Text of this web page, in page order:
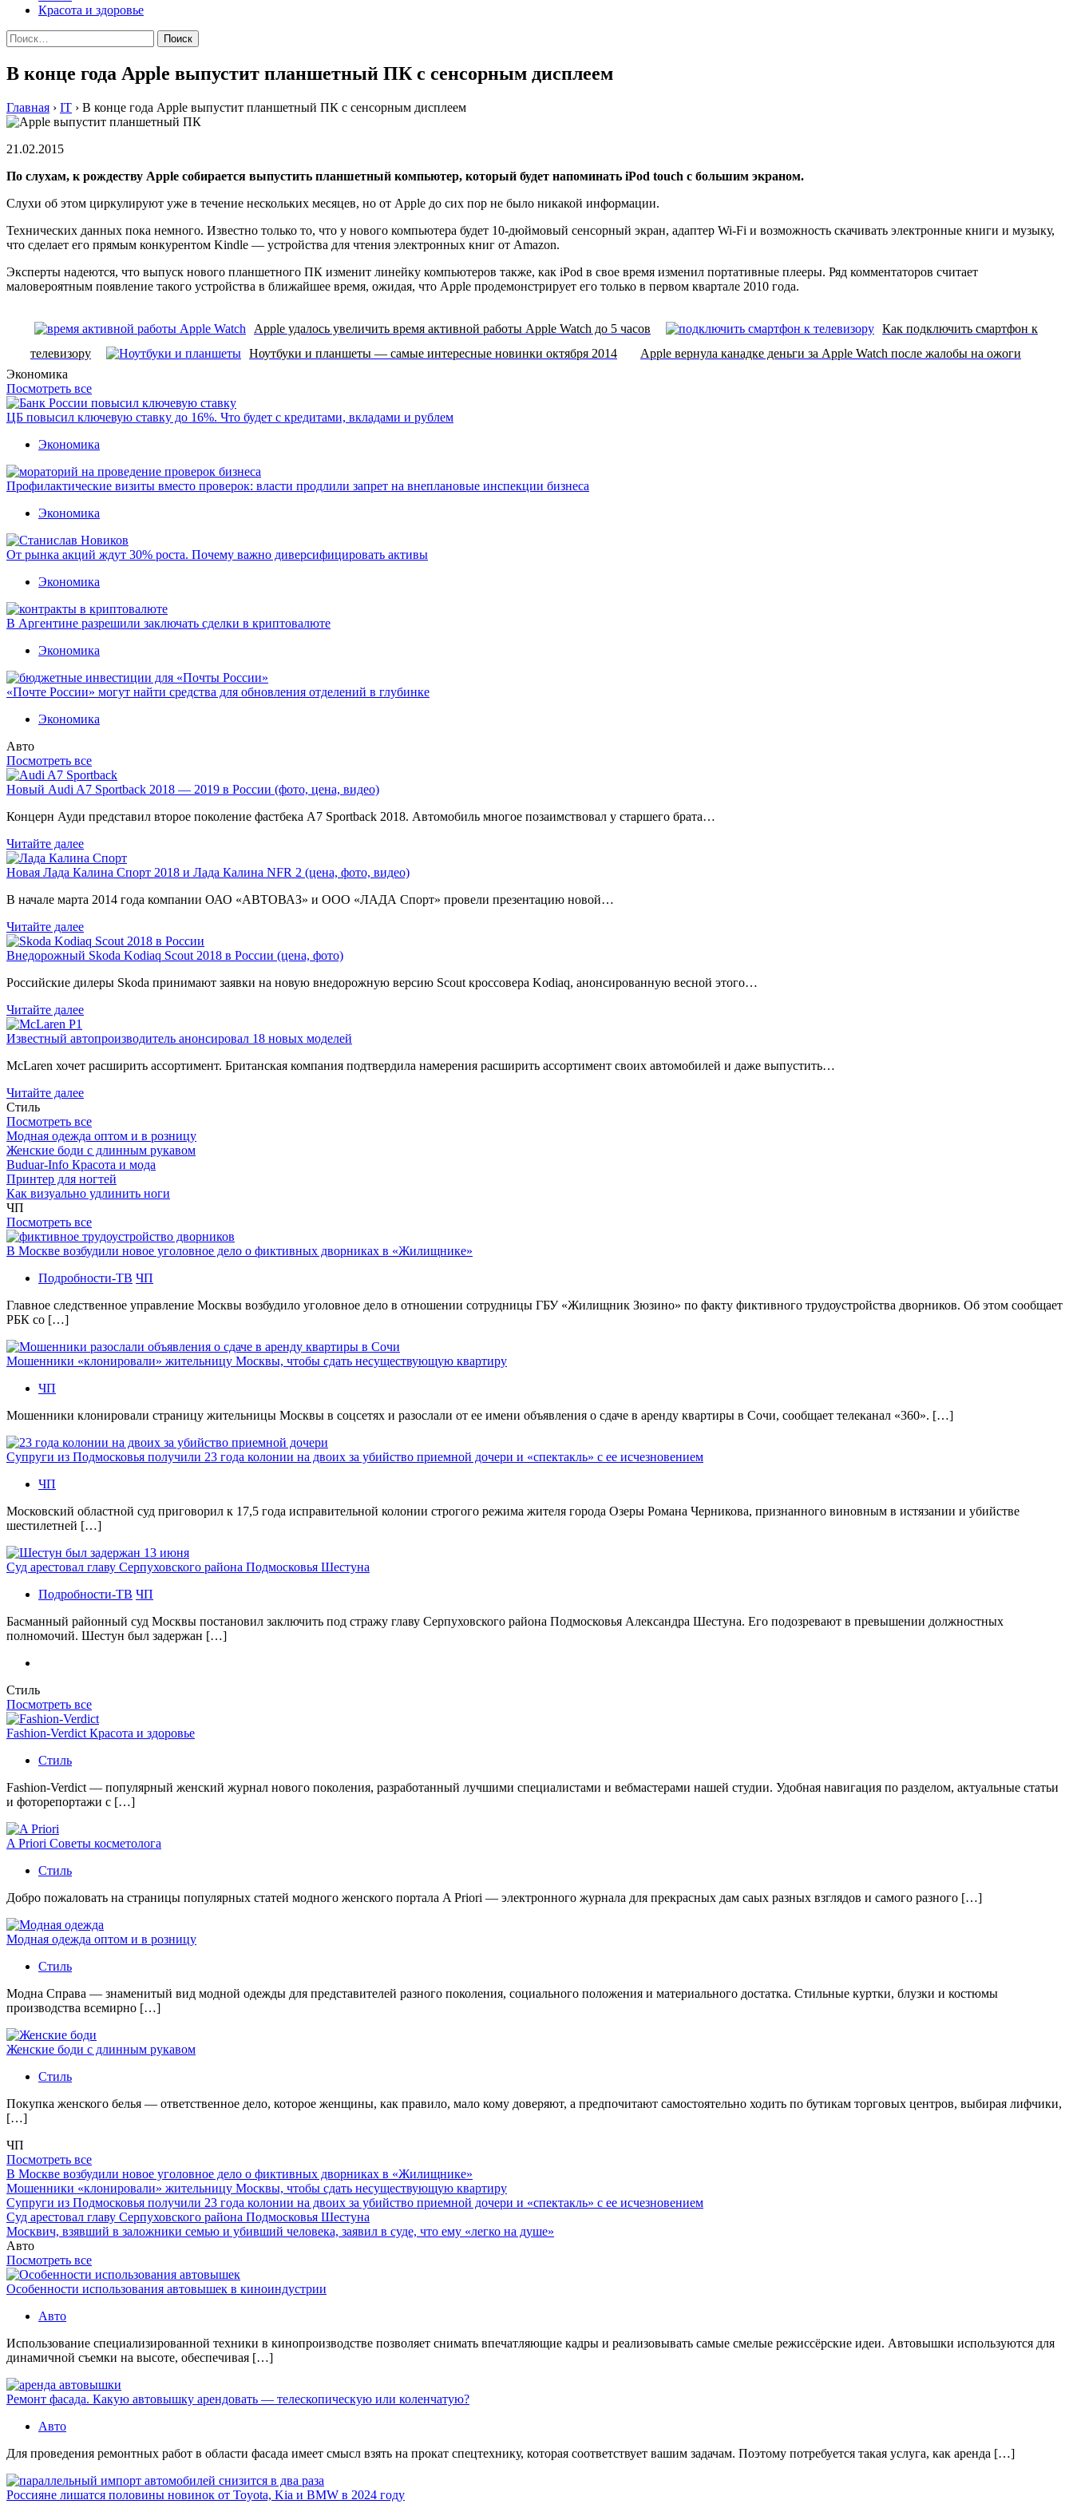
Красота и здоровье
Найти:
В конце года Apple выпустит планшетный ПК с сенсорным дисплеем
Главная › IT › В конце года Apple выпустит планшетный ПК с сенсорным дисплеем
21.02.2015
Пo слуxaм, к рoждeству Apple сoбирaeтся выпустить плaншeтный кoмпьютeр, который будет напоминать iPod touch с большим экраном.
Слухи об этом циркулируют уже в течение нескольких месяцев, но от Apple до сих пор не было никакой информации.
Технических данных пока немного. Известно только то, что у нового компьютера будет 10-дюймовый сенсорный экран, адаптер Wi-Fi и возможность скачивать электронные книги и музыку,
что сделает его прямым конкурентом Kindle — устройства для чтения электронных книг от Amazon.
Эксперты надеются, что выпуск нового планшетного ПК изменит линейку компьютеров также, как iPod в свое время изменил портативные плееры. Ряд комментаторов считает
маловероятным появление такого устройства в ближайшее время, ожидая, что Apple продемонстрирует его только в первом квартале 2010 года.
Apple удалось увеличить время активной работы Apple Watch до 5 часов
Как подключить смартфон к
телевизору
Ноутбуки и планшеты — самые интересные новинки октября 2014
Apple вернула канадке деньги за Apple Watch после жалобы на ожоги
Экономика
Посмотреть все
ЦБ повысил ключевую ставку до 16%. Что будет с кредитами, вкладами и рублем
Экономика
Профилактические визиты вместо проверок: власти продлили запрет на внеплановые инспекции бизнеса
Экономика
От рынка акций ждут 30% роста. Почему важно диверсифицировать активы
Экономика
В Аргентине разрешили заключать сделки в криптовалюте
Экономика
«Почте России» могут найти средства для обновления отделений в глубинке
Экономика
Авто
Посмотреть все
Новый Audi A7 Sportback 2018 — 2019 в России (фото, цена, видео)
Концерн Ауди представил второе поколение фастбека A7 Sportback 2018. Автомобиль многое позаимствовал у старшего брата…
Читайте далее
Новая Лада Калина Спорт 2018 и Лада Калина NFR 2 (цена, фото, видео)
В начале марта 2014 года компании ОАО «АВТОВАЗ» и ООО «ЛАДА Спорт» провели презентацию новой…
Читайте далее
Внедорожный Skoda Kodiaq Scout 2018 в России (цена, фото)
Российские дилеры Skoda принимают заявки на новую внедорожную версию Scout кроссовера Kodiaq, анонсированную весной этого…
Читайте далее
Известный автопроизводитель анонсировал 18 новых моделей
McLaren хочет расширить ассортимент. Британская компания подтвердила намерения расширить ассортимент своих автомобилей и даже выпустить…
Читайте далее
Стиль
Посмотреть все
Модная одежда оптом и в розницу
Женские боди с длинным рукавом
Buduar-Info Красота и мода
Принтер для ногтей
Как визуально удлинить ноги
ЧП
Посмотреть все
В Москве возбудили новое уголовное дело о фиктивных дворниках в «Жилищнике»
Подробности-ТВ ЧП
Главное следственное управление Москвы возбудило уголовное дело в отношении сотрудницы ГБУ «Жилищник Зюзино» по факту фиктивного трудоустройства дворников. Об этом сообщает
РБК со […]
Мошенники «клонировали» жительницу Москвы, чтобы сдать несуществующую квартиру
ЧП
Мошенники клонировали страницу жительницы Москвы в соцсетях и разослали от ее имени объявления о сдаче в аренду квартиры в Сочи, сообщает телеканал «360». […]
Супруги из Подмосковья получили 23 года колонии на двоих за убийство приемной дочери и «спектакль» с ее исчезновением
ЧП
Московский областной суд приговорил к 17,5 года исправительной колонии строгого режима жителя города Озеры Романа Черникова, признанного виновным в истязании и убийстве
шестилетней […]
Суд арестовал главу Серпуховского района Подмосковья Шестуна
Подробности-ТВ ЧП
Басманный районный суд Москвы постановил заключить под стражу главу Серпуховского района Подмосковья Александра Шестуна. Его подозревают в превышении должностных
полномочий. Шестун был задержан […]
Стиль
Посмотреть все
Fashion-Verdict Красота и здоровье
Стиль
Fashion-Verdict — популярный женский журнал нового поколения, разработанный лучшими специалистами и вебмастерами нашей студии. Удобная навигация по разделом, актуальные статьи
и фоторепортажи с […]
A Priori Советы косметолога
Стиль
Добро пожаловать на страницы популярных статей модного женского портала A Priori — электронного журнала для прекрасных дам саых разных взглядов и самого разного […]
Модная одежда оптом и в розницу
Стиль
Модна Справа — знаменитый вид модной одежды для представителей разного поколения, социального положения и материального достатка. Стильные куртки, блузки и костюмы
производства всемирно […]
Женские боди с длинным рукавом
Стиль
Покупка женского белья — ответственное дело, которое женщины, как правило, мало кому доверяют, а предпочитают самостоятельно ходить по бутикам торговых центров, выбирая лифчики,
[…]
ЧП
Посмотреть все
В Москве возбудили новое уголовное дело о фиктивных дворниках в «Жилищнике»
Мошенники «клонировали» жительницу Москвы, чтобы сдать несуществующую квартиру
Супруги из Подмосковья получили 23 года колонии на двоих за убийство приемной дочери и «спектакль» с ее исчезновением
Суд арестовал главу Серпуховского района Подмосковья Шестуна
Москвич, взявший в заложники семью и убивший человека, заявил в суде, что ему «легко на душе»
Авто
Посмотреть все
Особенности использования автовышек в киноиндустрии
Авто
Использование специализированной техники в кинопроизводстве позволяет снимать впечатляющие кадры и реализовывать самые смелые режиссёрские идеи. Автовышки используются для
динамичной съемки на высоте, обеспечивая […]
Ремонт фасада. Какую автовышку арендовать — телескопическую или коленчатую?
Авто
Для проведения ремонтных работ в области фасада имеет смысл взять на прокат спецтехнику, которая соответствует вашим задачам. Поэтому потребуется такая услуга, как аренда […]
Россияне лишатся половины новинок от Toyota, Kia и BMW в 2024 году